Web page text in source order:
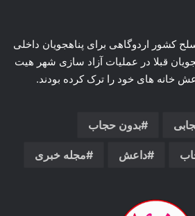
کشور اردوگاهی برای پناهجویان داخلی
قبلا در عملیات آزاد سازی شهر هیت
خانه های خود را ترک کرده بودند.
بدون حجاب
داعش مجله خبری